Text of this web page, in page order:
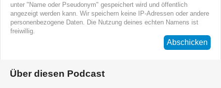
unter "Name oder Pseudonym" gespeichert wird und öffentlich
angezeigt werden kann. Wir speichern keine IP-Adressen oder andere
personenbezogene Daten. Die Nutzung deines echten Namens ist
freiwillig.
Abschicken
Über diesen Podcast